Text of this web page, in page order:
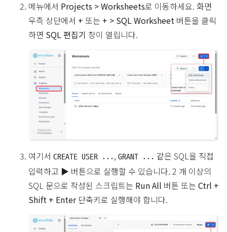
메뉴에서 Projects > Worksheets로 이동하세요. 화면
우측 상단에서 + 또는 + > SQL Worksheet 버튼을 클릭
하면 SQL 편집기 창이 열립니다.
여기서 CREATE USER ... , GRANT ... 같은 SQL을 직접
입력하고 ▶ 버튼으로 실행할 수 있습니다. 2 개 이상의
SQL 문으로 작성된 스크립트는 Run All 버튼 또는 Ctrl +
Shift + Enter단축키로 실행해야 합니다.